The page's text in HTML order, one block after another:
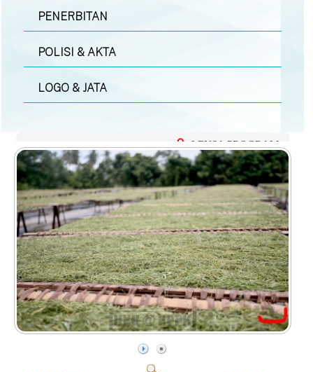
PENERBITAN
POLISI & AKTA
LOGO & JATA
LENSA PROGRAM